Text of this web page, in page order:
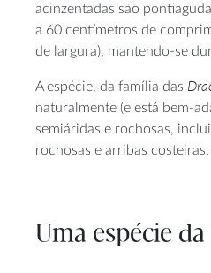
acinzentadas são
a 60 centímetros de
de largura), mantendo-se
A espécie, da família das
naturalmente (e está bem-
semiáridas e rochosas,
rochosas e arribas costeiras.
Uma espécie